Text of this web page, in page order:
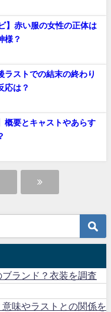
】赤い服の女性の正体は
様？
ラストでの結末の終わり
応は？
概要とキャストやあらす
ランド？衣装を調査
味やラストとの関係を